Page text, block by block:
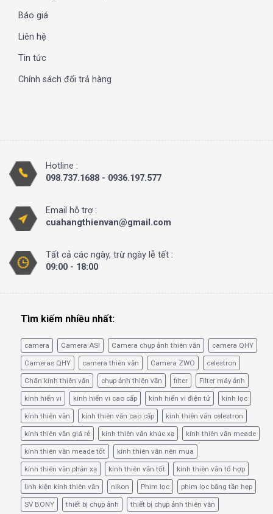
Báo giá
Liên hệ
Tin tức
Chính sách đổi trả hàng
Hotline :
098.737.1688 - 0936.197.577
Email hỗ trợ :
cuahangthienvan@gmail.com
Tất cả các ngày, trừ ngày lễ tết :
09:00 - 18:00
Tìm kiếm nhiều nhất:
camera Camera ASI Camera chụp ảnh thiên văn camera QHY
Cameras QHY camera thiên văn Camera ZWO celestron
Chân kính thiên văn chụp ảnh thiên văn filter Filter máy ảnh
kính hiển vi kính hiển vi cao cấp kính hiển vi điện tử kính lọc
kính thiên văn kính thiên văn cao cấp kính thiên văn celestron
kính thiên văn giá rẻ kính thiên văn khúc xạ kính thiên văn meade
kính thiên văn meade tốt kính thiên văn nên mua
kính thiên văn phản xạ kính thiên văn tốt kính thiên văn tổ hợp
linh kiện kính thiên văn nikon Phim lọc phim lọc băng tần hẹp
SV BONY thiết bị chụp ảnh thiết bị chụp ảnh thiên văn